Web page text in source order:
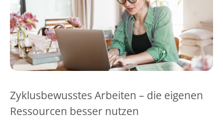
Zyklusbewusstes Arbeiten – die eigenen
Ressourcen besser nutzen